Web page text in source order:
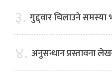
३. गुद्द्वार चिलाउने समस्या
४. अनुसन्धान प्रस्तावना